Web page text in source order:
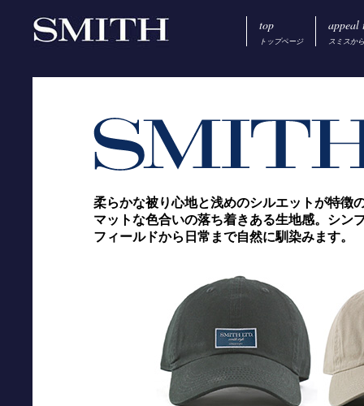
top
トップページ
appeal
スミスか
柔らかな被り心地と浅めのシルエットが特徴
マットな色合いの落ち着きある生地感。シン
フィールドから日常まで自然に馴染みます。